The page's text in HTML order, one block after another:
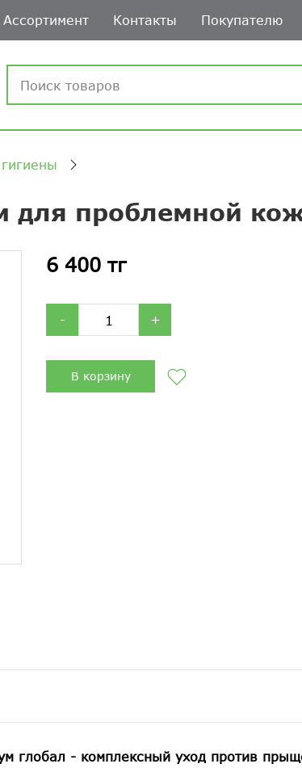
Ассортимент Контакты Покупателю
для проблемной
6 400 тг
- +
В корзину
глобал - комплексный уход против